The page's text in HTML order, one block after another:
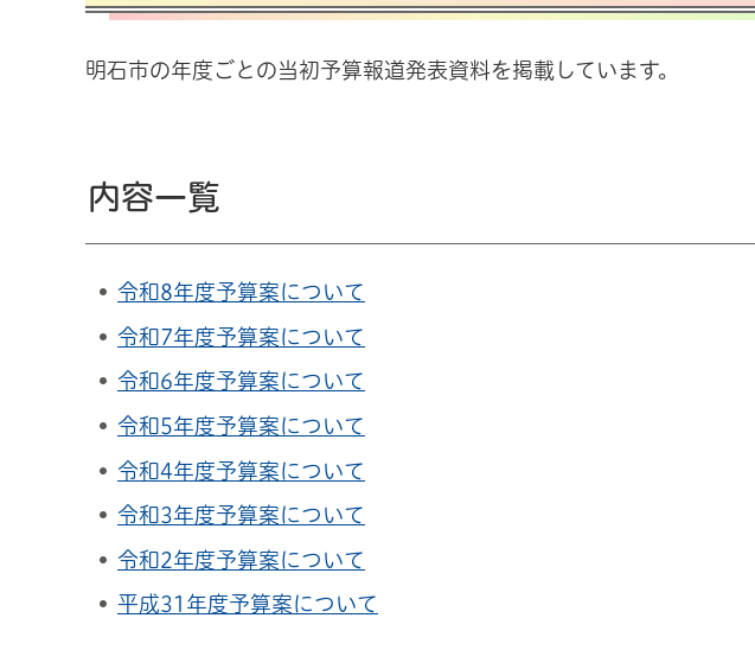
明石市の年度ごとの当初予算報道発表資料を掲載しています。
内容一覧
令和8年度予算案について
令和7年度予算案について
令和6年度予算案について
令和5年度予算案について
令和4年度予算案について
令和3年度予算案について
令和2年度予算案について
平成31年度予算案について